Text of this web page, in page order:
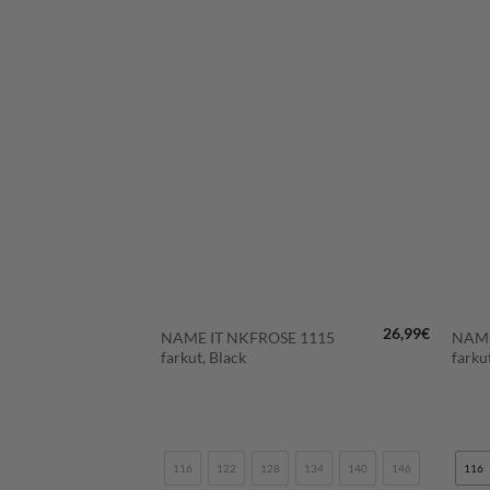
NAME IT NKFROSE 1115
farkut, Black
26,99€
116 122 128 134 140 146 116